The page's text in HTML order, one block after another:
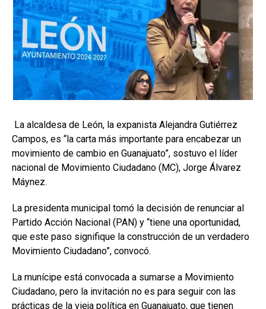
La alcaldesa de León, la expanista Alejandra Gutiérrez
Campos, es “la carta más importante para encabezar un
movimiento de cambio en Guanajuato”, sostuvo el líder
nacional de Movimiento Ciudadano (MC), Jorge Álvarez
Máynez.
La presidenta municipal tomó la decisión de renunciar al
Partido Acción Nacional (PAN) y “tiene una oportunidad,
que este paso signifique la construcción de un verdadero
Movimiento Ciudadano”, convocó.
La munícipe está convocada a sumarse a Movimiento
Ciudadano, pero la invitación no es para seguir con las
prácticas de la vieja política en Guanajuato, que tienen